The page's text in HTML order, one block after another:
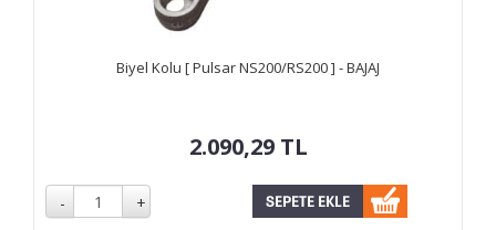
Biyel Kolu [ Pulsar NS200/RS200 ] - BAJAJ
2.090,29 TL